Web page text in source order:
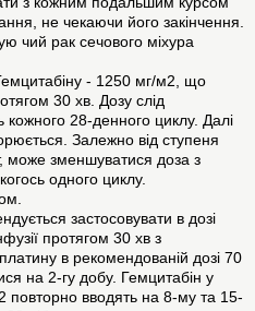
не чекаючи його закінчення.
чий рак сечового міхура
- 1250 мг/м2, що
30 хв. Дозу слід
28-денного циклу. Далі
Залежно від ступеня
може зменшуватися доза з
одного циклу.
застосовувати в дозі
протягом 30 хв з
в рекомендованій дозі 70
на 2-гу добу. Гемцитабін у
повторно вводять на 8-му та 15-